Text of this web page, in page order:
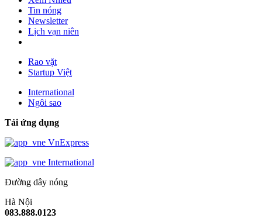
Tin nóng
Newsletter
Lịch vạn niên
Rao vặt
Startup Việt
International
Ngôi sao
Tải ứng dụng
VnExpress
International
Đường dây nóng
Hà Nội
083.888.0123